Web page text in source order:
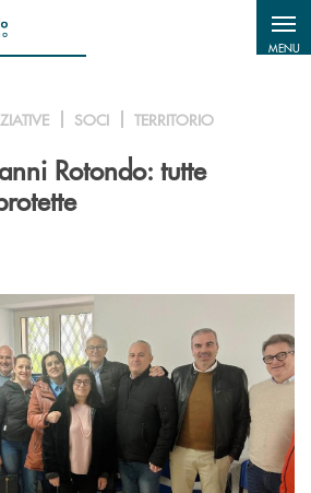
MENU
SOCI TERRITORIO
Rotondo: tutte